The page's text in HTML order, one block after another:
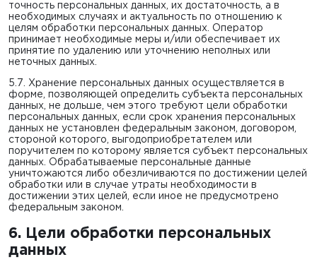
точность персональных данных, их достаточность, а в
необходимых случаях и актуальность по отношению к
целям обработки персональных данных. Оператор
принимает необходимые меры и/или обеспечивает их
принятие по удалению или уточнению неполных или
неточных данных.
5.7. Хранение персональных данных осуществляется в
форме, позволяющей определить субъекта персональных
данных, не дольше, чем этого требуют цели обработки
персональных данных, если срок хранения персональных
данных не установлен федеральным законом, договором,
стороной которого, выгодоприобретателем или
поручителем по которому является субъект персональных
данных. Обрабатываемые персональные данные
уничтожаются либо обезличиваются по достижении целей
обработки или в случае утраты необходимости в
достижении этих целей, если иное не предусмотрено
федеральным законом.
6. Цели обработки персональных
данных